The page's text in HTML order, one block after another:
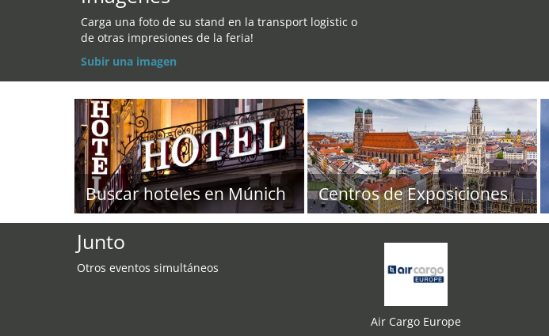
Carga una foto de su stand en la transport logistic o
de otras impresiones de la feria!
Subir una imagen
Buscar hoteles en Múnich Centros de Exposiciones
Junto
Otros eventos simultáneos
Air Cargo Europe